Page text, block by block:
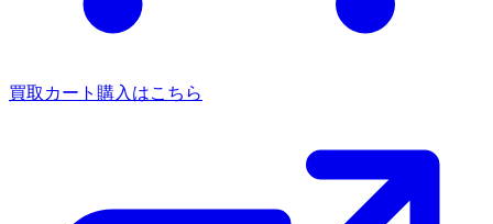
買取カート 購入はこちら